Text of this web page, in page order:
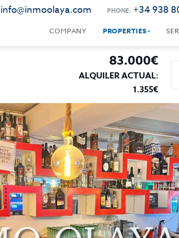
info@inmoolaya.com PHONE: +34 938
COMPANY PROPERTIES
83.000€
ALQUILER ACTUAL:
1.355€